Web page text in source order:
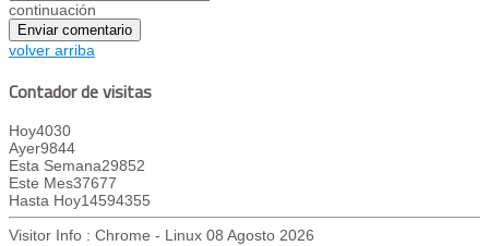
continuación
volver arriba
Contador de visitas
Hoy4030
Ayer9844
Esta Semana29852
Este Mes37677
Hasta Hoy14594355
Visitor Info : Chrome - Linux 08 Agosto 2026